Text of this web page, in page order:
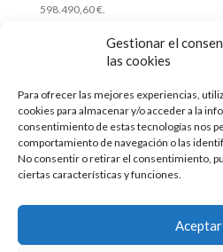
Gestionar el
las cookies
Para ofrecer las mejores experiencias,
cookies para almacenar y/o acceder a la
consentimiento de estas tecnologías nos
comportamiento de navegación o las
No consentir o retirar el consentimiento,
ciertas características y funciones.
Aceptar
598.490,60 €.
FEADER a través de la Dirección
Innovación y Formación
GIASAT y no refleja necesariamente
Comisión Europea
Con el apoyo de: